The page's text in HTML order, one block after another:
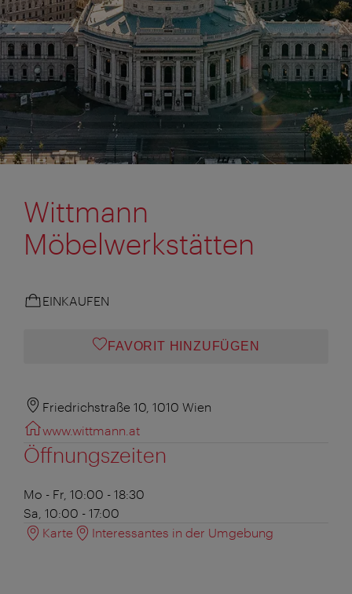
Wittmann
Möbelwerkstätten
EINKAUFEN
FAVORIT HINZUFÜGEN
Friedrichstraße 10, 1010 Wien
www.wittmann.at
Öffnungszeiten
Mo - Fr, 10:00 - 18:30
Sa, 10:00 - 17:00
Karte
Interessantes in der Umgebung